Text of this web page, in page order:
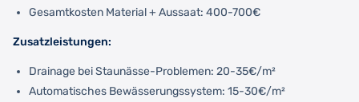
Gesamtkosten Material + Aussaat: 400-700€
Zusatzleistungen:
Drainage bei Staunässe-Problemen: 20-35€/m²
Automatisches Bewässerungssystem: 15-30€/m²